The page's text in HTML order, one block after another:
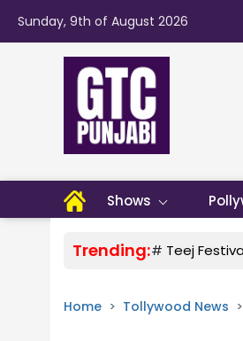
Sunday, 9th of August 2026
Shows
Trending:# Teej
Home Tollywood News